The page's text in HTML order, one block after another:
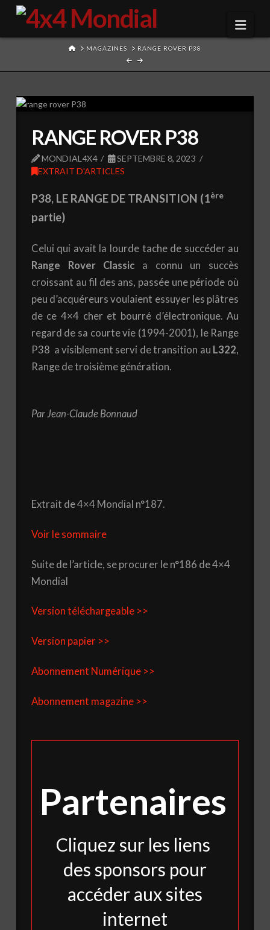
HOMEMAGAZINES RANGE ROVER P38
RANGE ROVER P38
MONDIAL4X4
SEPTEMBRE 8, 2023
EXTRAIT D'ARTICLES
P38, LE RANGE DE TRANSITION (1ère
partie)
Celui qui avait la lourde tache de succéder au
Range Rover Classic a connu un succès
croissant au fil des ans, passée une période où
peu d’acquéreurs voulaient essuyer les plâtres
de ce 4×4 cher et bourré d’électronique. Au
regard de sa courte vie (1994-2001), le Range
P38 a visiblement servi de transition au L322,
Range de troisième génération.
Par Jean-Claude Bonnaud
Extrait de 4×4 Mondial n°187.
Voir le sommaire
Suite de l’article, se procurer le n°186 de 4×4
Mondial
Version téléchargeable >>
Version papier >>
Abonnement Numérique >>
Abonnement magazine >>
Partenaires
Cliquez sur les liens
des sponsors pour
accéder aux sites
internet